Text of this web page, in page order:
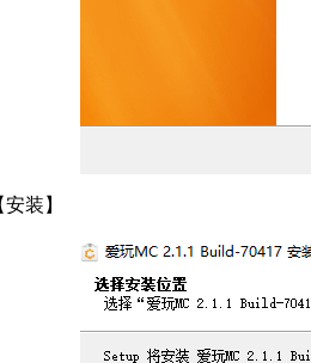
装】